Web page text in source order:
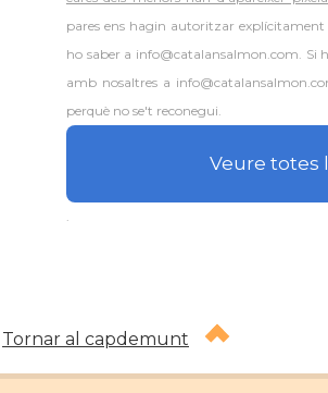
pares ens hagin autoritzar explícitament
ho saber a info@catalansalmon.com. Si
amb nosaltres a
perquè no se't reconegui.
Veure totes
Tornar al capdemunt